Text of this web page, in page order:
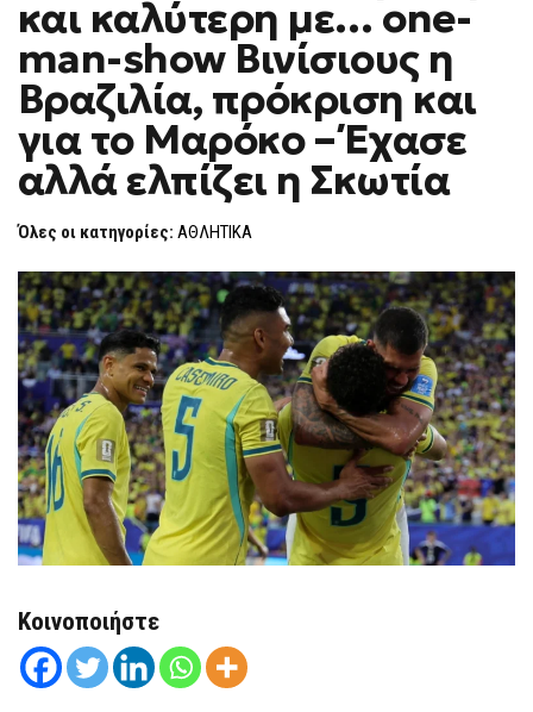
ΚΑΙ
ΚΑΛΎΤΕΡΗ
ΜΕ…
ONE-
MAN-
SHOW
ΒΙΝΊΣΙΟΥΣ
Η
ΒΡΑΖΙΛΊΑ,
ΠΡΌΚΡΙΣΗ
ΚΑΙ
–
ΈΧΑΣΕ
ΑΛΛΆ
ΕΛΠΊΖΕΙ
Η
ΣΚΩΤΊΑ
και καλύτερη με… one-
man-show Βινίσιους η
Βραζιλία, πρόκριση και
για το Μαρόκο – Έχασε
αλλά ελπίζει η Σκωτία
Όλες οι κατηγορίες: ΑΘΛΗΤΙΚΑ
Κοινοποιήστε